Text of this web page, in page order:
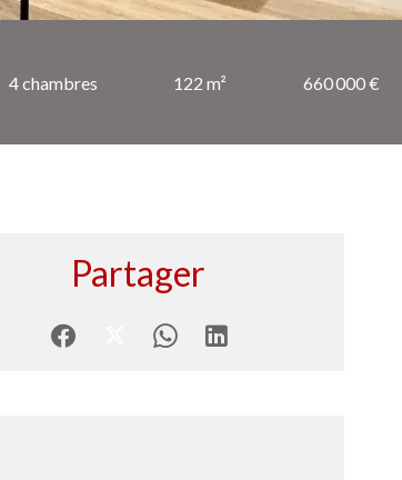
4 chambres 122 m² 660 000 €
Partager